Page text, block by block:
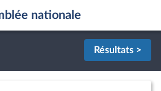
nationale
Résultats >